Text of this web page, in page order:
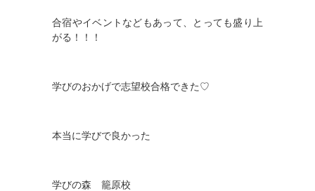
合宿やイベントなどもあって、とっても盛り上
がる！！！
学びのおかげで志望校合格できた♡
本当に学びで良かった
学びの森 籠原校